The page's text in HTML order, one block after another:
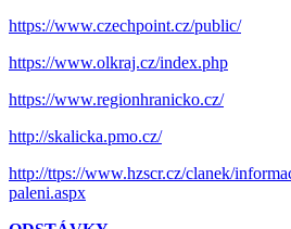
https://www.czechpoint.cz/public/
https://www.olkraj.cz/index.php
https://www.regionhranicko.cz/
http://skalicka.pmo.cz/
http://ttps://www.hzscr.cz/clanek/
paleni.aspx